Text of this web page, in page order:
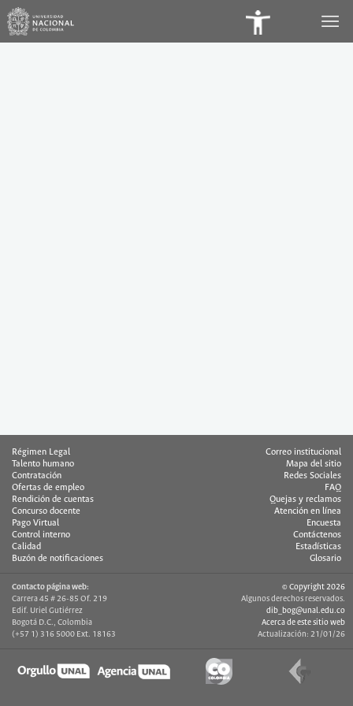
Régimen Legal
Talento humano
Contratación
Ofertas de empleo
Rendición de cuentas
Concurso docente
Pago Virtual
Control interno
Calidad
Buzón de notificaciones
Correo institucional
Mapa del sitio
Redes Sociales
FAQ
Quejas y reclamos
Atención en línea
Encuesta
Contáctenos
Estadísticas
Glosario
Contacto página web:
Carrera 45 # 26-85 Of. 219
Edif. Uriel Gutiérrez
Bogotá D.C., Colombia
(+57 1) 316 5000 Ext. 18163
© Copyright 2026
Algunos derechos reservados.
dib_bog@unal.edu.co
Acerca de este sitio web
Actualización: 21/01/26